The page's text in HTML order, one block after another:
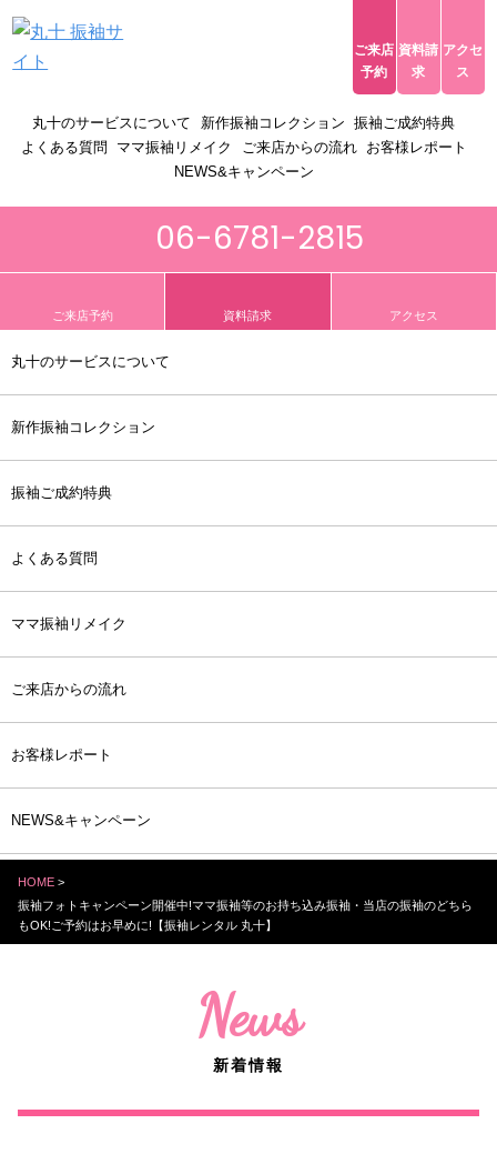
ご来店
予約
資料請
求
アクセ
ス
丸十のサービスについて 新作振袖コレクション
振袖ご成約特典
よくある質問
ママ振袖リメイク ご来店からの流れ
お客様レポート
NEWS&キャンペーン
ACCESS
06-6781-2815
ご来店予約 資料請求 アクセス
丸十のサービスについて
新作振袖コレクション
振袖ご成約特典
よくある質問
ママ振袖リメイク
ご来店からの流れ
お客様レポート
NEWS&キャンペーン
HOME>
振袖フォトキャンペーン開催中!ママ振袖等のお持ち込み振袖・当店の振袖のどちら
もOK!ご予約はお早めに!【振袖レンタル 丸十】
News
新着情報